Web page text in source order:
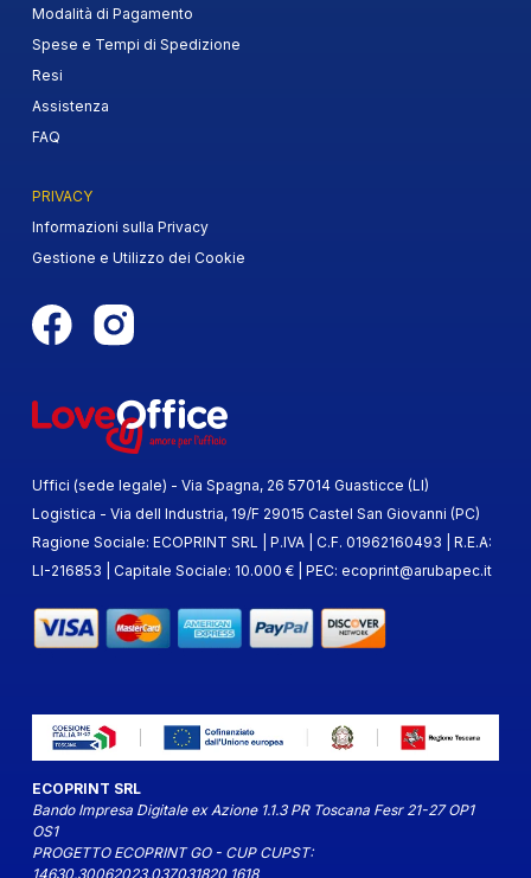
Modalità di Pagamento
Spese e Tempi di Spedizione
Resi
Assistenza
FAQ
PRIVACY
Informazioni sulla Privacy
Gestione e Utilizzo dei Cookie
Uffici (sede legale) - Via Spagna, 26 57014 Guasticce (LI)
Logistica - Via dell Industria, 19/F 29015 Castel San Giovanni (PC)
Ragione Sociale: ECOPRINT SRL | P.IVA | C.F. 01962160493 | R.E.A:
LI-216853 | Capitale Sociale: 10.000 € | PEC: ecoprint@arubapec.it
ECOPRINT SRL
Bando Impresa Digitale ex Azione 1.1.3 PR Toscana Fesr 21-27 OP1
OS1
PROGETTO ECOPRINT GO - CUP CUPST:
14630.30062023.037031820_1618